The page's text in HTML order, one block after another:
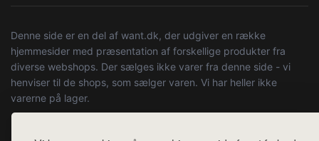
Denne side er en del af want.dk, der udgiver en række
hjemmesider med præsentation af forskellige produkter fra
diverse webshops. Der sælges ikke varer fra denne side - vi
henviser til de shops, som sælger varen. Vi har heller ikke
varerne på lager.